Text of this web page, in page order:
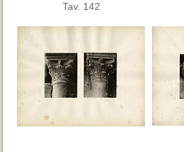
Tav. 142